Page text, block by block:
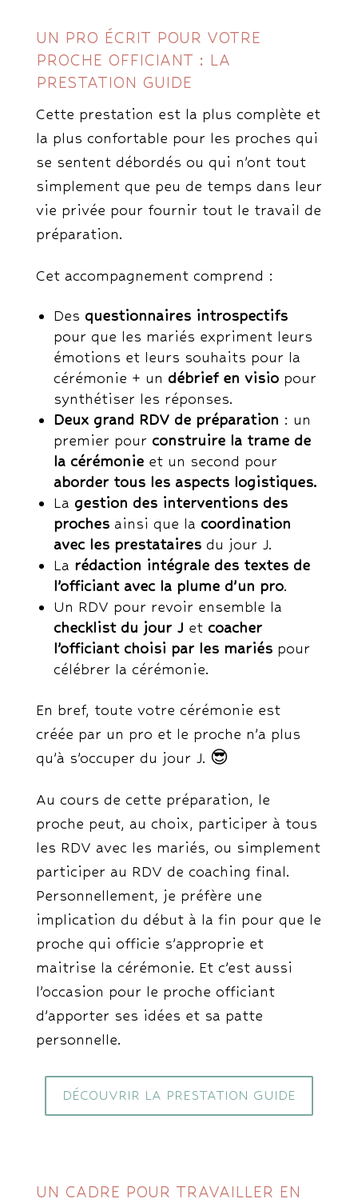
UN PRO ÉCRIT POUR VOTRE
PROCHE OFFICIANT : LA
PRESTATION GUIDE
Cette prestation est la plus complète et
la plus confortable pour les proches qui
se sentent débordés ou qui n’ont tout
simplement que peu de temps dans leur
vie privée pour fournir tout le travail de
préparation.
Cet accompagnement comprend :
Des questionnaires introspectifs
pour que les mariés expriment leurs
émotions et leurs souhaits pour la
cérémonie + un débrief en visiopour
synthétiser les réponses.
Deux grand RDV de préparation : un
premier pour construire la trame de
la cérémonieet un second pour
aborder tous les aspects logistiques.
La gestion des interventions des
prochesainsi que la coordination
avec les prestatairesdu jour J.
La rédaction intégrale des textes de
l’officiant avec la plume d’un pro.
Un RDV pour revoir ensemble la
checklist du jour J et coacher
l’officiant choisi par les mariéspour
célébrer la cérémonie.
En bref, toute votre cérémonie est
créée par un pro et le proche n’a plus
qu’à s’occuper du jour J. 😎
Au cours de cette préparation, le
proche peut, au choix, participer à tous
les RDV avec les mariés, ou simplement
participer au RDV de coaching final.
Personnellement, je préfère une
implication du début à la fin pour que le
proche qui officie s’approprie et
maitrise la cérémonie. Et c’est aussi
l’occasion pour le proche officiant
d’apporter ses idées et sa patte
personnelle.
DÉCOUVRIR LA PRESTATION GUIDE
UN CADRE POUR TRAVAILLER EN